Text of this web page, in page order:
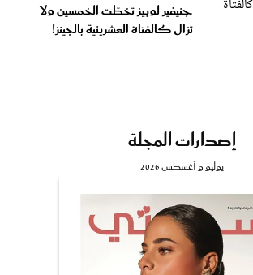
جنيفير لوبيز تخطّت الخمسين ولا
تزال كالفتاة العشرينية بالجينز!
إصدارات المجلة
يوليو و أغسطس 2026